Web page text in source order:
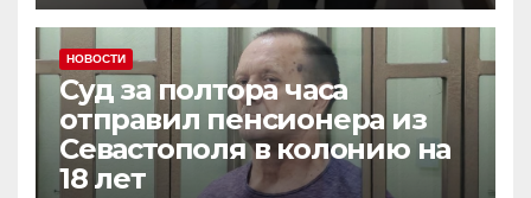
НОВОСТИ
Суд за полтора часа
отправил пенсионера из
Севастополя в колонию на
18 лет